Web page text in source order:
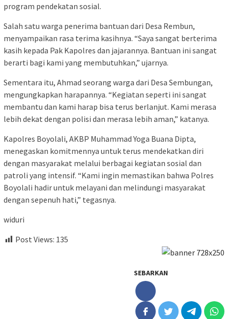
program pendekatan sosial.
Salah satu warga penerima bantuan dari Desa Rembun,
menyampaikan rasa terima kasihnya. “Saya sangat berterima
kasih kepada Pak Kapolres dan jajarannya. Bantuan ini sangat
berarti bagi kami yang membutuhkan,” ujarnya.
Sementara itu, Ahmad seorang warga dari Desa Sembungan,
mengungkapkan harapannya. “Kegiatan seperti ini sangat
membantu dan kami harap bisa terus berlanjut. Kami merasa
lebih dekat dengan polisi dan merasa lebih aman,” katanya.
Kapolres Boyolali, AKBP Muhammad Yoga Buana Dipta,
menegaskan komitmennya untuk terus mendekatkan diri
dengan masyarakat melalui berbagai kegiatan sosial dan
patroli yang intensif. “Kami ingin memastikan bahwa Polres
Boyolali hadir untuk melayani dan melindungi masyarakat
dengan sepenuh hati,” tegasnya.
widuri
Post Views: 135
SEBARKAN